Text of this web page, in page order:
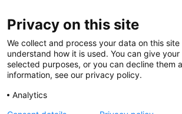
@CGTCatalunya
cgtcatalunya
CGTCatalunya
Privacy on this site
We collect and process your data on this
understand how it is used. You can give
selected purposes, or you can decline them
information, see our privacy policy.
Analytics